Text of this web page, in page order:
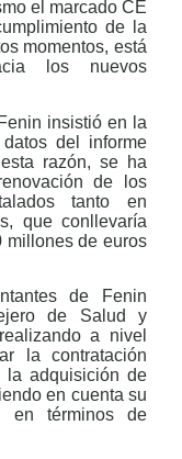
el marcado CE
de la
momentos, está
los nuevos
insistió en la
del informe
razón, se ha
de los
tanto en
que conllevaría
millones de euros
de Fenin
de Salud y
a nivel
la contratación
la adquisición de
en cuenta su
en términos de